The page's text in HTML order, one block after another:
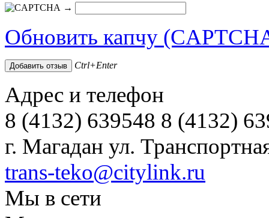
→
Обновить капчу
Ctrl+Enter
Адрес и телефон
8 (4132) 639548 8 (4132)
г. Магадан ул.
trans-teko@citylink.ru
Мы в сети